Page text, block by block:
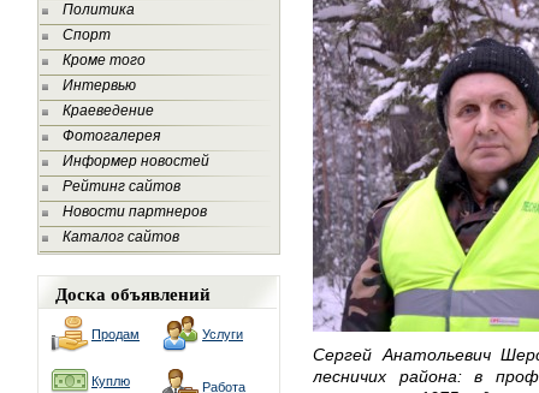
Политика
Спорт
Кроме того
Интервью
Краеведение
Фотогалерея
Информер новостей
Рейтинг сайтов
Новости партнеров
Каталог сайтов
Доска объявлений
Продам Услуги
Куплю Работа
Сергей Анатольевич
лесничих района: в